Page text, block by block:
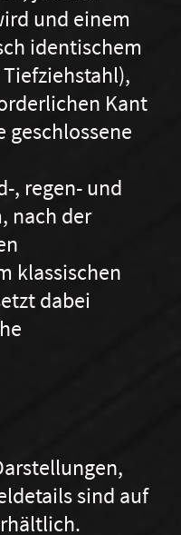
und einem
identischem
Kant
, regen- und
nach der
klassischen
dabei
sind auf